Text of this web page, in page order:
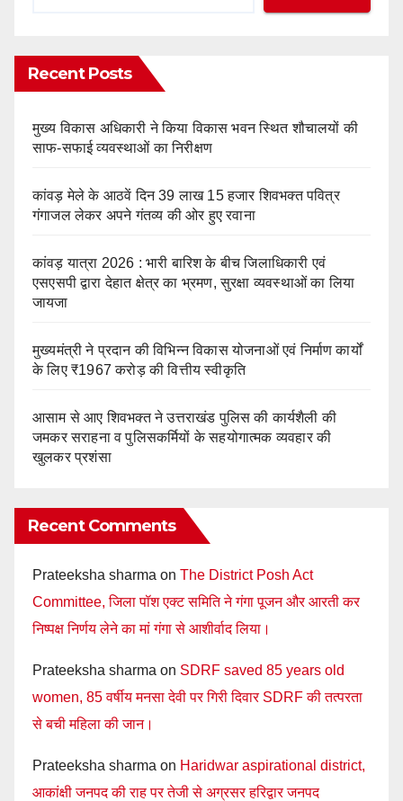
Recent Posts
मुख्य विकास अधिकारी ने किया विकास भवन स्थित शौचालयों की
साफ-सफाई व्यवस्थाओं का निरीक्षण
कांवड़ मेले के आठवें दिन 39 लाख 15 हजार शिवभक्त पवित्र
गंगाजल लेकर अपने गंतव्य की ओर हुए रवाना
कांवड़ यात्रा 2026 : भारी बारिश के बीच जिलाधिकारी एवं
एसएसपी द्वारा देहात क्षेत्र का भ्रमण, सुरक्षा व्यवस्थाओं का लिया
जायजा
मुख्यमंत्री ने प्रदान की विभिन्न विकास योजनाओं एवं निर्माण कार्यों
के लिए ₹1967 करोड़ की वित्तीय स्वीकृति
आसाम से आए शिवभक्त ने उत्तराखंड पुलिस की कार्यशैली की
जमकर सराहना व पुलिसकर्मियों के सहयोगात्मक व्यवहार की
खुलकर प्रशंसा
Recent Comments
Prateeksha sharma on The District Posh Act
Committee, जिला पॉश एक्ट समिति ने गंगा पूजन और आरती कर
निष्पक्ष निर्णय लेने का मां गंगा से आशीर्वाद लिया।
Prateeksha sharma on SDRF saved 85 years old
women, 85 वर्षीय मनसा देवी पर गिरी दिवार SDRF की तत्परता
से बची महिला की जान।
Prateeksha sharma on Haridwar aspirational district,
आकांक्षी जनपद की राह पर तेजी से अग्रसर हरिद्वार जनपद